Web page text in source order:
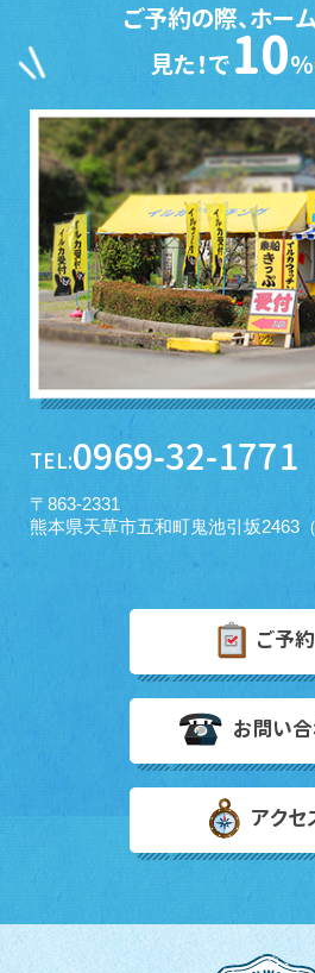
ご予約の際、ホー
見た！で10％
TEL:0969-32-1771
〒863-2331
熊本県天草市五和町鬼池引坂2463
ご予約
お問い
アクセ